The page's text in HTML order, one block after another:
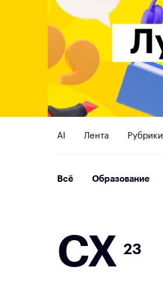
AI Лента Рубрики
Всё Образование
CX 23